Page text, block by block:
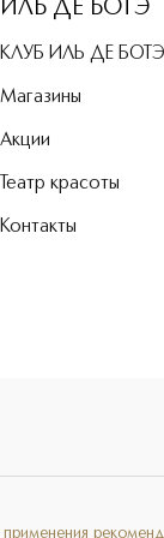
ИЛЬ ДЕ БОТЭ
КЛУБ ИЛЬ ДЕ БОТЭ
Магазины
Акции
Театр красоты
Контакты